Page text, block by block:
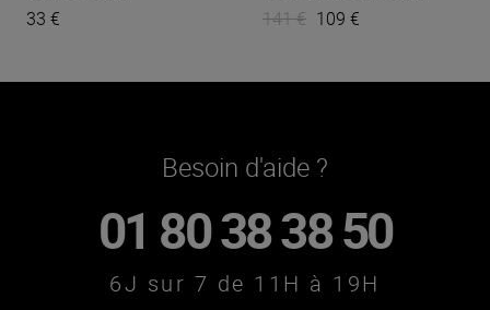
33 € 141 € 109 €
Besoin d'aide ?
01 80 38 38 50
6J sur 7 de 11H à 19H